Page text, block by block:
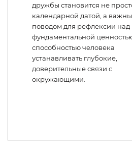
дружбы становится не
календарной датой, а
поводом для рефлексии над
фундаментальной
способностью человека
устанавливать глубокие,
доверительные связи с
окружающими.